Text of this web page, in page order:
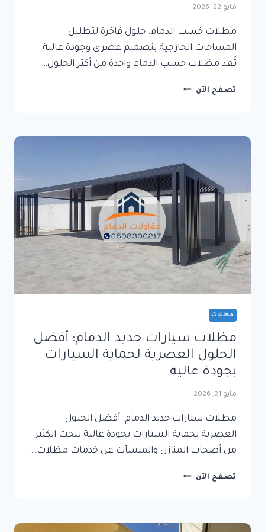
مايو 22, 2026
مظلات خشب الدمام: حلول فاخرة لتظليل
المساحات الخارجية بتصميم عصري وجودة عالية
تُعد مظلات خشب الدمام واحدة من أكثر الحلول…
تصفح الآن مظلات
فاخرة
المساحات
الخارجية
بتصميم
عصري
وجودة
عالية
مظلات
مظلات سيارات حديد الدمام: أفضل
الحلول العصرية لحماية السيارات
بجودة عالية
مايو 21, 2026
مظلات سيارات حديد الدمام: أفضل الحلول
العصرية لحماية السيارات بجودة عالية يبحث الكثير
من أصحاب المنازل والمنشآت عن خدمات مظلات…
تصفح الآن مظلات
أفضل